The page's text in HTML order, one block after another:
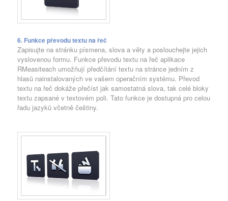
6. Funkce převodu textu na řeč
Zapisujte na stránku písmena, slova a věty a poslouchejte jejich
vyslovenou formu. Funkce převodu textu na řeč aplikace
RMeasiteach umožňují předčítání textu na stránce jedním z
hlasů nainstalovaných ve vašem operačním systému. Převod
textu na řeč dokáže přečíst jak samostatná slova, tak celé bloky
textu zapsané v textovém poli. Tato funkce je dostupná pro celou
řadu jazyků včetně češtiny.